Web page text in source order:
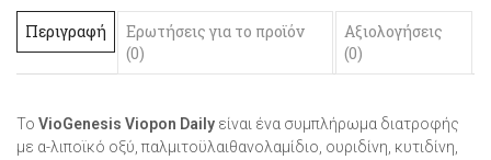
Περιγραφή
Ερωτήσεις για το προϊόν
(0)
Αξιολογήσεις
(0)
To VioGenesis Viopon Daily είναι ένα συμπλήρωμα διατροφής
με α-λιποϊκό οξύ, παλμιτοϋλαιθανολαμίδιο, ουριδίνη, κυτιδίνη,